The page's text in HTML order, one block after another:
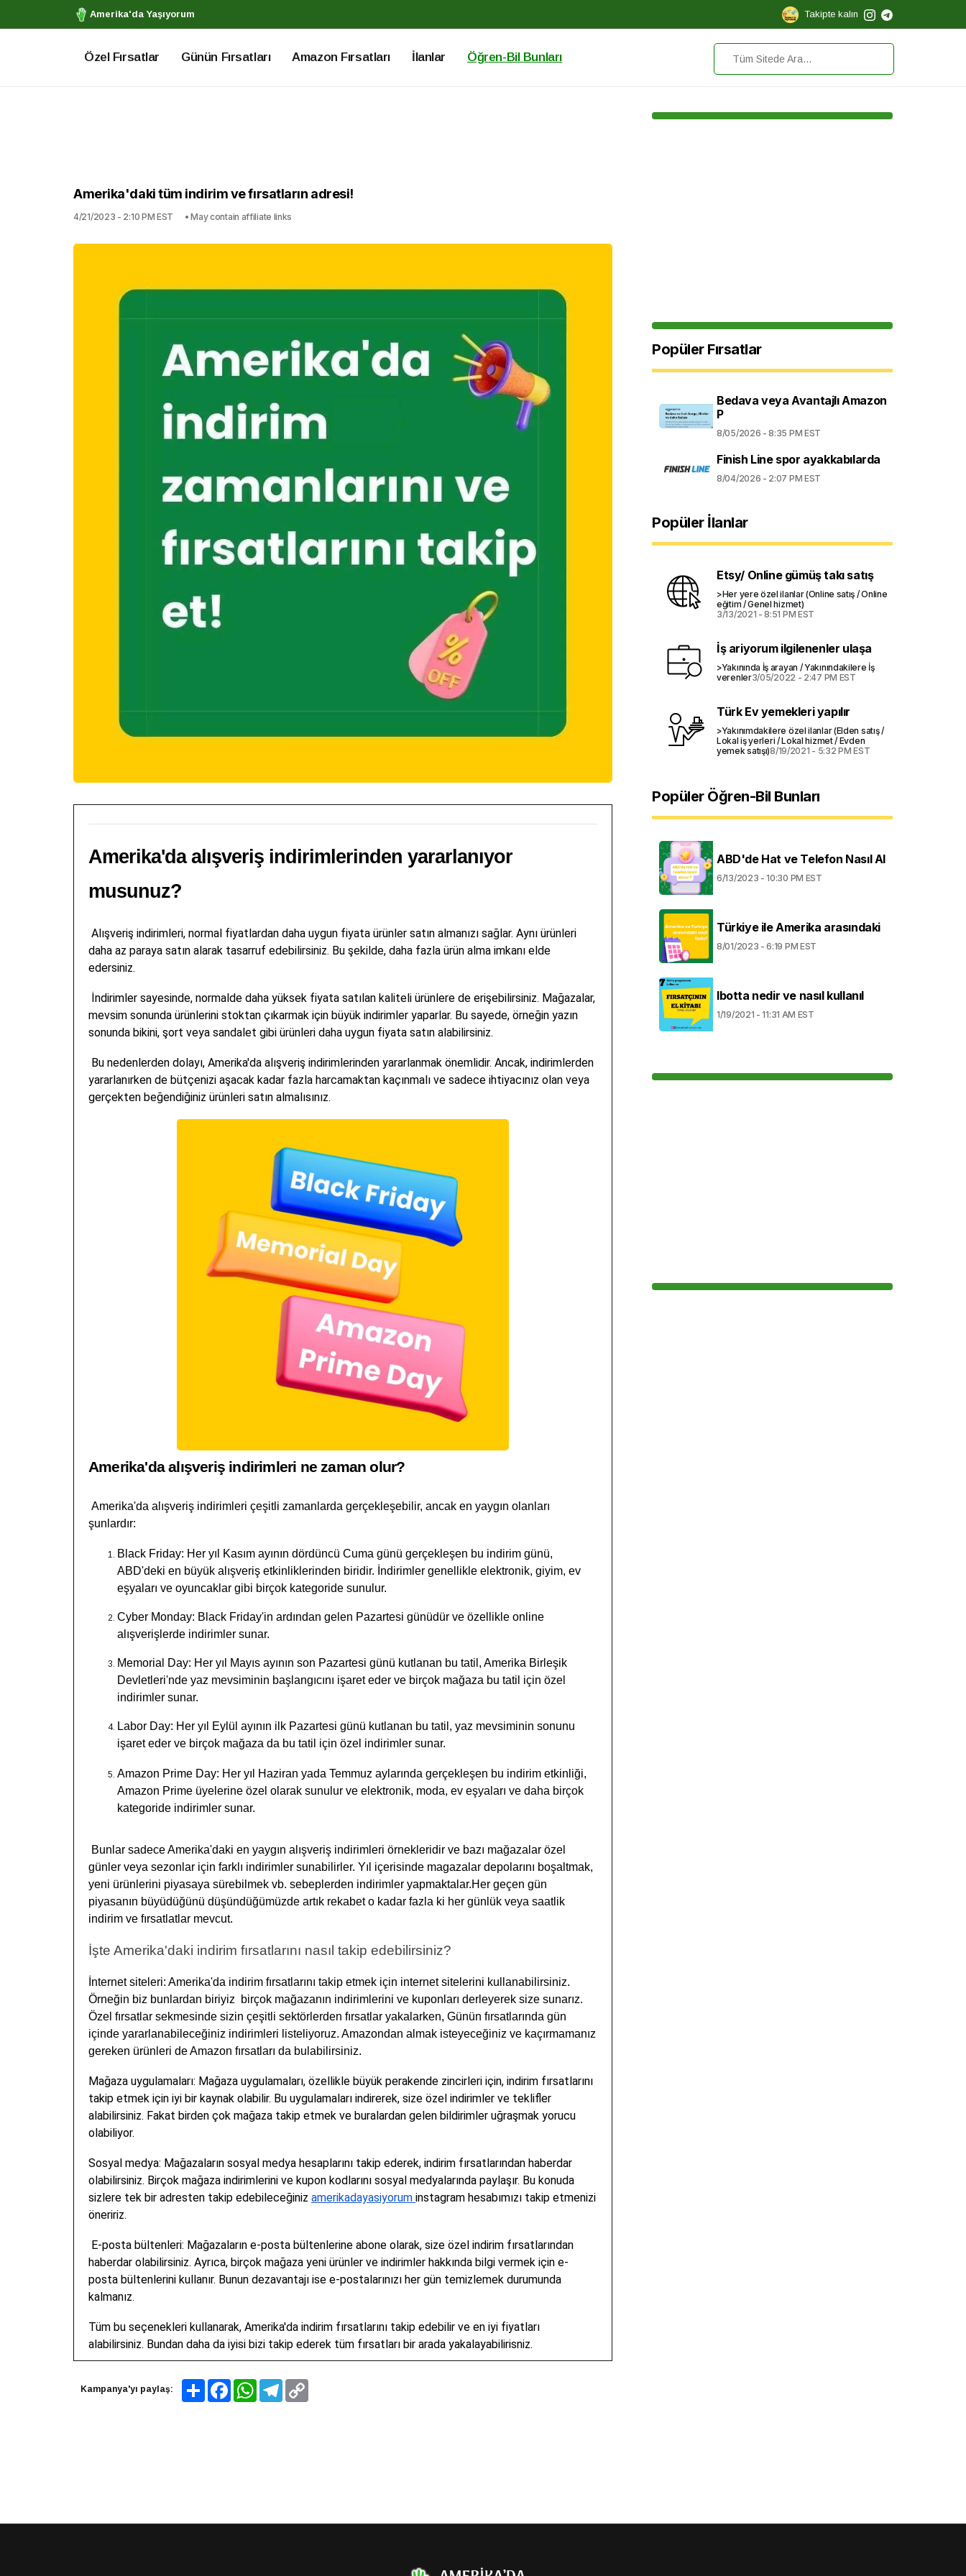
Amerika'da Yaşıyorum Takipte kalın
Özel Fırsatlar Günün Fırsatları Amazon Fırsatları İlanlar Öğren-Bil Bunları
Amerika'daki tüm indirim ve fırsatların adresi!
4/21/2023 - 2:10 PM EST • May contain affiliate links
Amerika'da alışveriş indirimlerinden yararlanıyor
musunuz?
Alışveriş indirimleri, normal fiyatlardan daha uygun fiyata ürünler satın almanızı sağlar. Aynı ürünleri
daha az paraya satın alarak tasarruf edebilirsiniz. Bu şekilde, daha fazla ürün alma imkanı elde
edersiniz.
İndirimler sayesinde, normalde daha yüksek fiyata satılan kaliteli ürünlere de erişebilirsiniz. Mağazalar,
mevsim sonunda ürünlerini stoktan çıkarmak için büyük indirimler yaparlar. Bu sayede, örneğin yazın
sonunda bikini, şort veya sandalet gibi ürünleri daha uygun fiyata satın alabilirsiniz.
Bu nedenlerden dolayı, Amerika'da alışveriş indirimlerinden yararlanmak önemlidir. Ancak, indirimlerden
yararlanırken de bütçenizi aşacak kadar fazla harcamaktan kaçınmalı ve sadece ihtiyacınız olan veya
gerçekten beğendiğiniz ürünleri satın almalısınız.
Amerika'da alışveriş indirimleri ne zaman olur?
Amerika'da alışveriş indirimleri çeşitli zamanlarda gerçekleşebilir, ancak en yaygın olanları
şunlardır:
Black Friday: Her yıl Kasım ayının dördüncü Cuma günü gerçekleşen bu indirim günü,
ABD'deki en büyük alışveriş etkinliklerinden biridir. İndirimler genellikle elektronik, giyim, ev
eşyaları ve oyuncaklar gibi birçok kategoride sunulur.
Cyber Monday: Black Friday'in ardından gelen Pazartesi günüdür ve özellikle online
alışverişlerde indirimler sunar.
Memorial Day: Her yıl Mayıs ayının son Pazartesi günü kutlanan bu tatil, Amerika Birleşik
Devletleri'nde yaz mevsiminin başlangıcını işaret eder ve birçok mağaza bu tatil için özel
indirimler sunar.
Labor Day: Her yıl Eylül ayının ilk Pazartesi günü kutlanan bu tatil, yaz mevsiminin sonunu
işaret eder ve birçok mağaza da bu tatil için özel indirimler sunar.
Amazon Prime Day: Her yıl Haziran yada Temmuz aylarında gerçekleşen bu indirim etkinliği,
Amazon Prime üyelerine özel olarak sunulur ve elektronik, moda, ev eşyaları ve daha birçok
kategoride indirimler sunar.
Bunlar sadece Amerika'daki en yaygın alışveriş indirimleri örnekleridir ve bazı mağazalar özel
günler veya sezonlar için farklı indirimler sunabilirler. Yıl içerisinde magazalar depolarını boşaltmak,
yeni ürünlerini piyasaya sürebilmek vb. sebeplerden indirimler yapmaktalar.Her geçen gün
piyasanın büyüdüğünü düşündüğümüzde artık rekabet o kadar fazla ki her günlük veya saatlik
indirim ve fırsatlatlar mevcut.
İşte Amerika'daki indirim fırsatlarını nasıl takip edebilirsiniz?
İnternet siteleri: Amerika'da indirim fırsatlarını takip etmek için internet sitelerini kullanabilirsiniz.
Örneğin biz bunlardan biriyiz birçok mağazanın indirimlerini ve kuponları derleyerek size sunarız.
Özel fırsatlar sekmesinde sizin çeşitli sektörlerden fırsatlar yakalarken, Günün fırsatlarında gün
içinde yararlanabileceğiniz indirimleri listeliyoruz. Amazondan almak isteyeceğiniz ve kaçırmamanız
gereken ürünleri de Amazon fırsatları da bulabilirsiniz.
Mağaza uygulamaları: Mağaza uygulamaları, özellikle büyük perakende zincirleri için, indirim fırsatlarını
takip etmek için iyi bir kaynak olabilir. Bu uygulamaları indirerek, size özel indirimler ve teklifler
alabilirsiniz. Fakat birden çok mağaza takip etmek ve buralardan gelen bildirimler uğraşmak yorucu
olabiliyor.
Sosyal medya: Mağazaların sosyal medya hesaplarını takip ederek, indirim fırsatlarından haberdar
olabilirsiniz. Birçok mağaza indirimlerini ve kupon kodlarını sosyal medyalarında paylaşır. Bu konuda
sizlere tek bir adresten takip edebileceğiniz amerikadayasiyorum instagram hesabımızı takip etmenizi
öneririz.
E-posta bültenleri: Mağazaların e-posta bültenlerine abone olarak, size özel indirim fırsatlarından
haberdar olabilirsiniz. Ayrıca, birçok mağaza yeni ürünler ve indirimler hakkında bilgi vermek için e-
posta bültenlerini kullanır. Bunun dezavantajı ise e-postalarınızı her gün temizlemek durumunda
kalmanız.
Tüm bu seçenekleri kullanarak, Amerika'da indirim fırsatlarını takip edebilir ve en iyi fiyatları
alabilirsiniz. Bundan daha da iyisi bizi takip ederek tüm fırsatları bir arada yakalayabilirisniz.
Kampanya'yı paylaş: Share FacebookWhatsAppTelegram
Popüler Fırsatlar
Bedava veya Avantajlı Amazon
P
8/05/2026 - 8:35 PM EST
Finish Line spor ayakkabılarda
8/04/2026 - 2:07 PM EST
Popüler İlanlar
Etsy/ Online gümüş takı satış
>Her yere özel ilanlar (Online satış / Online
eğitim / Genel hizmet)
3/13/2021 - 8:51 PM EST
İş ariyorum ilgilenenler ulaşa
>Yakınında İş arayan / Yakınındakilere İş
verenler3/05/2022 - 2:47 PM EST
Türk Ev yemekleri yapılır
>Yakınımdakilere özel ilanlar (Elden satış /
Lokal iş yerleri / Lokal hizmet / Evden
yemek satışı)8/19/2021 - 5:32 PM EST
Popüler Öğren-Bil Bunları
ABD'de Hat ve Telefon Nasıl Al
6/13/2023 - 10:30 PM EST
Türkiye ile Amerika arasındaki
8/01/2023 - 6:19 PM EST
Ibotta nedir ve nasıl kullanıl
1/19/2021 - 11:31 AM EST